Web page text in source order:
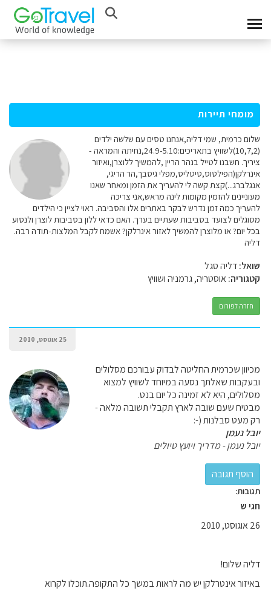
מומחי תיירות
שלום כרמית, שמי דליה,אנחנו טסים עם שלשה ילדים
(10,7,2)לשוויץ בתאריכים:24.9-5.10,נחיתה והמראה -
ציריך. חשבנו לטייל בנהר הריין ,להמשיך ללוצרן,ואיזור
אינרלקן(הפילטוס,טיטליס,מפלי גיסבך,הר הריגי,
אנגלברג...)קצת קשה לי להעריך את הזמן ומאחר שאנו
מעוניינים להזמין מקומות לינה מראש,אני צריכה
להעריך כמה זמן נדרש לבקר באתרים אלו והסביבה. ראוי לציין כי הילדים
מסוגלים לצועד בסביבות שעתיים בערך. האם כדאי ללון בסביבות לוצרן ולנסוע
בכל יום? או מלוצרן להמשיך לאזור אינרלקן? אשמח לקבל המלצות-תודה רבה.
דליה
שואל:דליה סגל
קטגוריה:אוסטריה, גרמניה ושוויץ
חזרה לפורום
25 אוגוסט, 2010
מכיוון שכרמית החליטה לבדוק עבורכם מסלולים
ובעקבות שאלתך נסעה במיוחד לשוויץ למצוא
מסלולים, היא לא זמינה כל יום בנט.
מבטיח שעם שובה לארץ תקבלי תשובה מלאה -
רק מעט סבלנות (-:
יובל נעמן
יובל נעמן - מדריך ויועץ טיולים
תגובות:
חגי ש
26 אוגוסט, 2010
דליה שלום!
באיזור אינטרלקן יש מה לראות במשך כל התקופה.תוכלו לקרוא